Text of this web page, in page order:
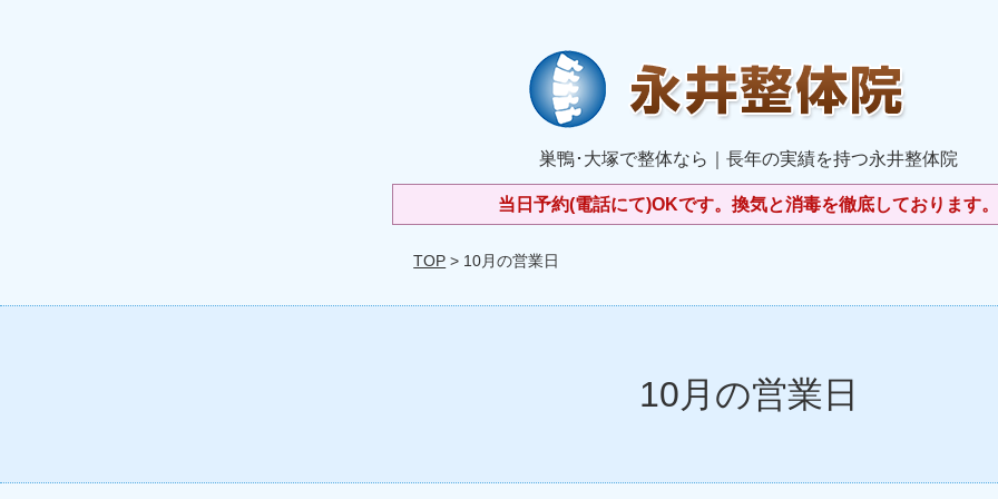
巣鴨･大塚で整体なら｜長年の実績を持つ永井整体院
当日予約(電話にて)OKです。換気と消毒を徹底しております。
TOP > 10月の営業日
10月の営業日